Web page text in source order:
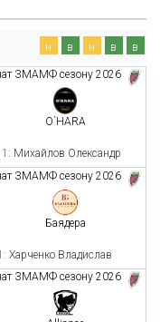
н в н в в
ЗМАМФ сезону 2026
O`HARA
1: Михайлов Олександр
ЗМАМФ сезону 2026
Баядера
Харченко Владислав
ЗМАМФ сезону 2026